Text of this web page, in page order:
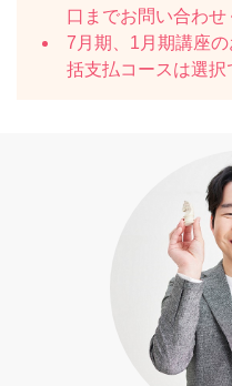
口までお問い合わせ
7月期、1月期講座
括支払コースは選択